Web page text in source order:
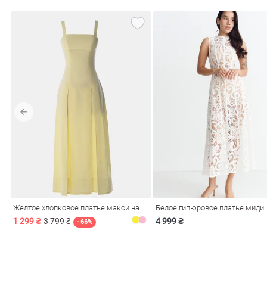
Желтое хлопковое платье макси на бретелях
1 299 ₴ 3 799 ₴ - 66%
Белое гипюровое платье миди
4 999 ₴